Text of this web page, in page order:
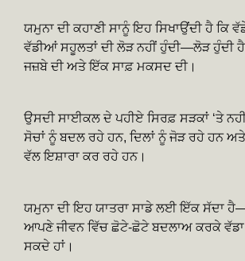
ਯਮੁਨਾ ਦੀ ਕਹਾਣੀ ਸਾਨੂੰ ਇਹ ਸਿਖਾਉਂਦੀ ਹੈ ਕਿ
ਵੱਡੀਆਂ ਸਹੂਲਤਾਂ ਦੀ ਲੋੜ ਨਹੀਂ ਹੁੰਦੀ—ਲੋੜ ਹੁੰਦੀ
ਜਜ਼ਬੇ ਦੀ ਅਤੇ ਇੱਕ ਸਾਫ਼ ਮਕਸਦ ਦੀ।
ਉਸਦੀ ਸਾਈਕਲ ਦੇ ਪਹੀਏ ਸਿਰਫ਼ ਸੜਕਾਂ ‘ਤੇ
ਸੋਚਾਂ ਨੂੰ ਬਦਲ ਰਹੇ ਹਨ, ਦਿਲਾਂ ਨੂੰ ਜੋੜ ਰਹੇ ਹਨ
ਵੱਲ ਇਸ਼ਾਰਾ ਕਰ ਰਹੇ ਹਨ।
ਯਮੁਨਾ ਦੀ ਇਹ ਯਾਤਰਾ ਸਾਡੇ ਲਈ ਇੱਕ ਸੱਦਾ
ਆਪਣੇ ਜੀਵਨ ਵਿੱਚ ਛੋਟੇ-ਛੋਟੇ ਬਦਲਾਅ ਕਰਕੇ
ਸਕਦੇ ਹਾਂ।